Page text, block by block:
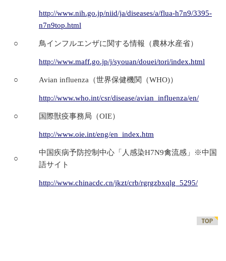
http://www.nih.go.jp/niid/ja/diseases/a/flua-h7n9/3395-
n7n9top.html
○ 鳥インフルエンザに関する情報（農林水産省）
http://www.maff.go.jp/j/syouan/douei/tori/index.html
○ Avian influenza（世界保健機関（WHO)）
http://www.who.int/csr/disease/avian_influenza/en/
○ 国際獣疫事務局（OIE）
http://www.oie.int/eng/en_index.htm
○
中国疾病予防控制中心「人感染H7N9禽流感」※中国
語サイト
http://www.chinacdc.cn/jkzt/crb/rgrgzbxqlg_5295/